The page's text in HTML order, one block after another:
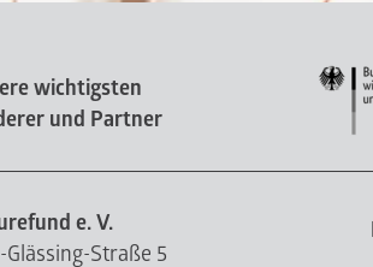
wichtigsten
und Partner
e. V.
Glässing-Straße 5